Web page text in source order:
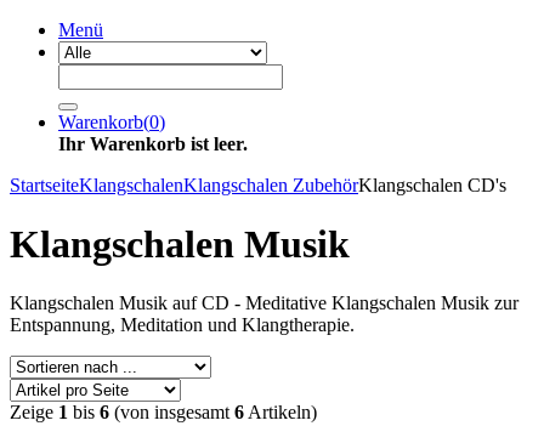
Menü
Warenkorb(0)
Ihr Warenkorb ist leer.
StartseiteKlangschalenKlangschalen ZubehörKlangschalen CD's
Klangschalen Musik
Klangschalen Musik auf CD - Meditative Klangschalen Musik zur
Entspannung, Meditation und Klangtherapie.
Zeige 1 bis 6 (von insgesamt6Artikeln)